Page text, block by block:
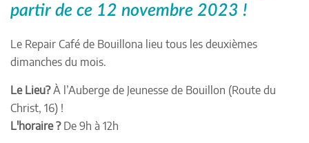
partir de ce 12 novembre 2023 !
Le Repair Café de Bouillona lieu tous les deuxièmes
dimanches du mois.
Le Lieu?À l’Auberge de Jeunesse de Bouillon (Route du
Christ, 16) !
L'horaire ?De 9h à 12h